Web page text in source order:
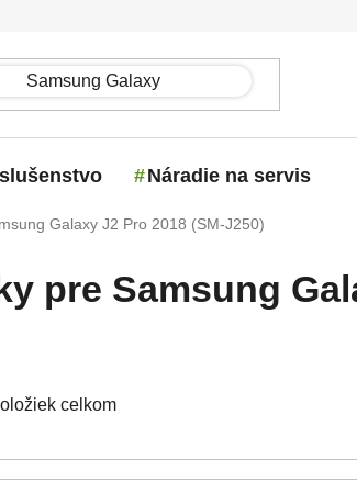
Náradie na servis
Galaxy J2 Pro 2018 (SM-J250)
pre Samsung
celkom